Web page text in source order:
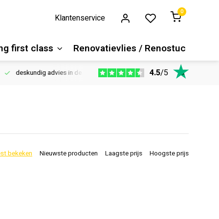
Klantenservice
0
first class Renovatievlies / Renostuc
deskundig advies in de winkel Vloeren website 1100m2
4.5/5
bekeken Nieuwste producten Laagste prijs Hoogste prijs